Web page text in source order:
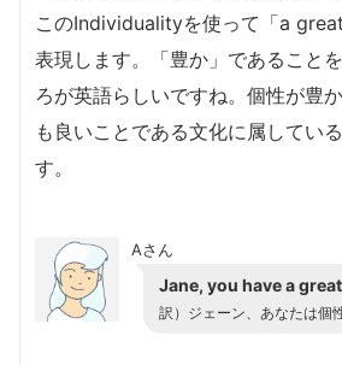
このIndividualityを使って「a
表現します。「豊か」であること
ろが英語らしいですね。個性が豊
も良いことである文化に属してい
す。
Aさん
Jane, you have a
訳）ジェーン、あなたは個